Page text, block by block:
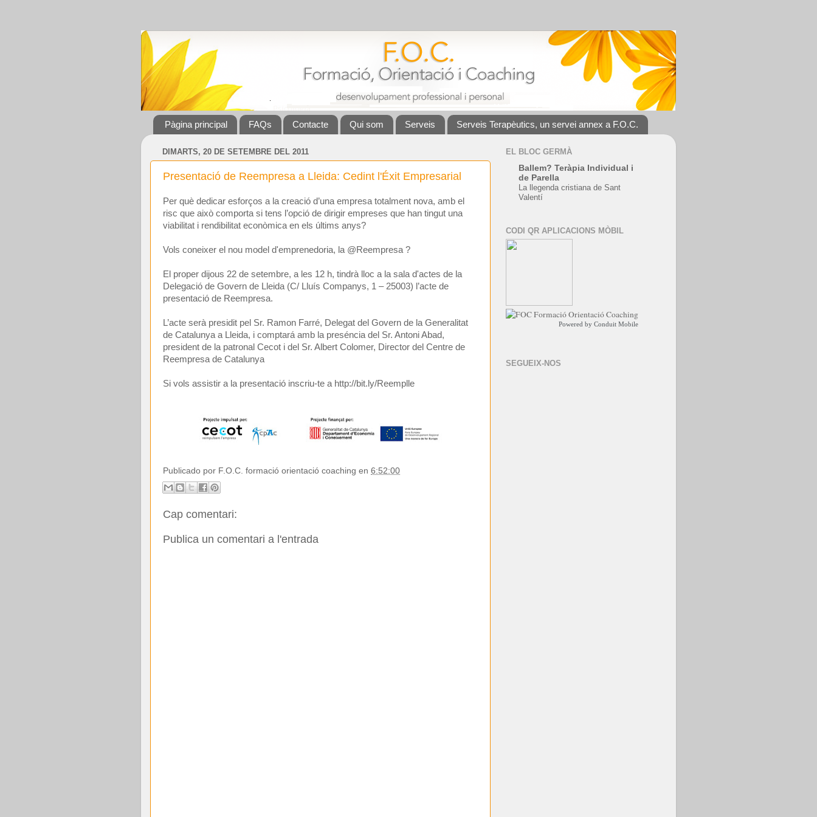
Pàgina principal FAQs Contacte Qui som Serveis Serveis Terapèutics, un servei annex a F.O.C.
DIMARTS, 20 DE SETEMBRE DEL 2011
Presentació de Reempresa a Lleida: Cedint l'Éxit Empresarial
Per què dedicar esforços a la creació d’una empresa totalment nova, amb el
risc que això comporta si tens l’opció de dirigir empreses que han tingut una
viabilitat i rendibilitat econòmica en els últims anys?
Vols coneixer el nou model d'emprenedoria, la @Reempresa ?
El proper dijous 22 de setembre, a les 12 h, tindrà lloc a la sala d'actes de la
Delegació de Govern de Lleida (C/ Lluís Companys, 1 – 25003) l’acte de
presentació de Reempresa.
L’acte serà presidit pel Sr. Ramon Farré, Delegat del Govern de la Generalitat
de Catalunya a Lleida, i comptará amb la preséncia del Sr. Antoni Abad,
president de la patronal Cecot i del Sr. Albert Colomer, Director del Centre de
Reempresa de Catalunya
Si vols assistir a la presentació inscriu-te a http://bit.ly/Reemplle
Publicado por F.O.C. formació orientació coaching en 6:52:00
Cap comentari:
Publica un comentari a l'entrada
EL BLOC GERMÀ
Ballem? Teràpia Individual i
de Parella
La llegenda cristiana de Sant
Valentí
CODI QR APLICACIONS MÒBIL
Powered by Conduit Mobile
SEGUEIX-NOS